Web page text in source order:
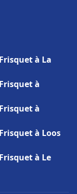
à La
à
à
à Loos
à Le